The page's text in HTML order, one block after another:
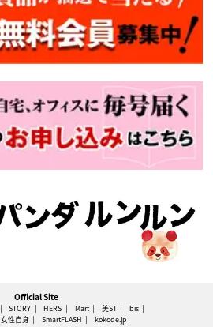
Official Site
STORY HERS Mart 美ST
bis
女性自身 SmartFLASH kokode.jp